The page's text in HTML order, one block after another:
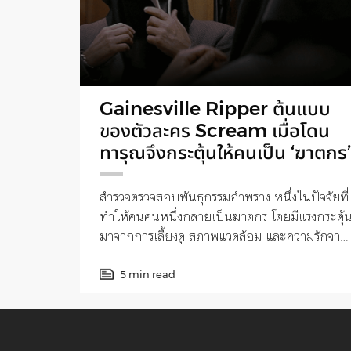
Gainesville Ripper ต้นแบบ
ของตัวละคร Scream เมื่อโดน
ทารุณจึงกระตุ้นให้คนเป็น ‘ฆาตกร’
สำรวจตรวจสอบพันธุกรรมอำพราง หนึ่งในปัจจัยที่
ทำให้คนคนหนึ่งกลายเป็นฆาตกร โดยมีแรงกระตุ้
มาจากการเลี้ยงดู สภาพแวดล้อม และความรักจาก
5 min read